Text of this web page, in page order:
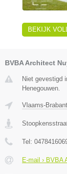
BEKIJK
BVBA Architect
Niet gevestigd
Henegouwen.
Vlaams-Brabant
Tel:
E-mail › BVBA